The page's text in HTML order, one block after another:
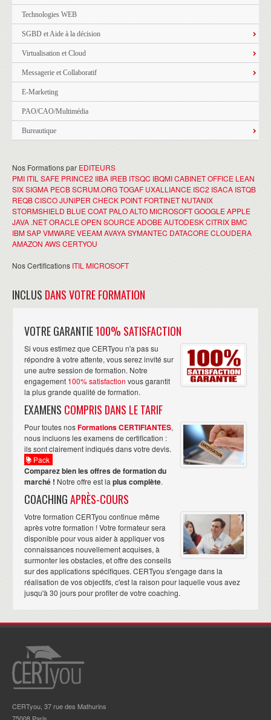
Technologies WEB
SGBD et Aide à la décision
Virtualisation et Cloud
Messagerie et Collaboratif
E-Marketing
PAO/CAO/Multimédia
Bureautique
Nos Formations par EDITEURS
PMI ITIL SAFE PRINCE2 IIBA IREB ITSQC IBQMICABINET OFFICE LEAN
SIX SIGMA PECBSCRUM.ORGTOGAF UXALLIANCE ISC2 ISACA ISTQB
REQBCISCOJUNIPER CHECK POINT FORTINETNUTANIX
STORMSHIELD BLUE COAT PALO ALTOMICROSOFTGOOGLEAPPLE
JAVA .NETORACLEOPEN SOURCEADOBEAUTODESKCITRIX BMC
IBMSAPVMWAREVEEAMAVAYASYMANTEC DATACORECLOUDERA
AMAZON AWSCERTYOU
Nos Certifications ITIL MICROSOFT
INCLUS DANS VOTRE FORMATION
VOTRE GARANTIE100% SATISFACTION
Si vous estimez que CERTyou n'a pas su
répondre à votre attente, vous serez invité sur
une autre session de formation. Notre
engagement 100% satisfaction vous garantit
la plus grande qualité de formation.
EXAMENS COMPRIS DANS LE TARIF
Pour toutes nosFormations CERTIFIANTES,
nous incluons les examens de certification :
ils sont clairement indiqués dans votre devis.
Pack
Comparez bien les offres de formation du
marché ! Notre offre est la plus complète.
COACHINGAPRÈS-COURS
Votre formation CERTyou continue même
après votre formation ! Votre formateur sera
disponible pour vous aider à appliquer vos
connaissances nouvellement acquises, à
surmonter les obstacles, et offre des conseils
sur des applications spécifiques. CERTyou s'engage dans la
réalisation de vos objectifs, c'est la raison pour laquelle vous avez
jusqu'à 30 jours pour profiter de votre coaching.
CERTyou, 37 rue des Mathurins
75008 Paris